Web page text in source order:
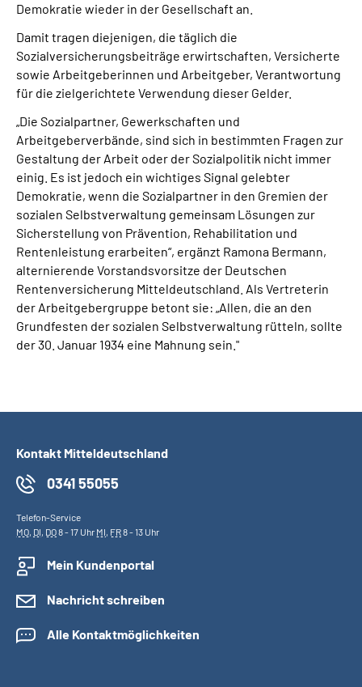
Demokratie wieder in der Gesellschaft an.
Damit tragen diejenigen, die täglich die
Sozialversicherungsbeiträge erwirtschaften, Versicherte
sowie Arbeitgeberinnen und Arbeitgeber, Verantwortung
für die zielgerichtete Verwendung dieser Gelder.
„Die Sozialpartner, Gewerkschaften und
Arbeitgeberverbände, sind sich in bestimmten Fragen zur
Gestaltung der Arbeit oder der Sozialpolitik nicht immer
einig. Es ist jedoch ein wichtiges Signal gelebter
Demokratie, wenn die Sozialpartner in den Gremien der
sozialen Selbstverwaltung gemeinsam Lösungen zur
Sicherstellung von Prävention, Rehabilitation und
Rentenleistung erarbeiten“, ergänzt Ramona Bermann,
alternierende Vorstandsvorsitze der Deutschen
Rentenversicherung Mitteldeutschland. Als Vertreterin
der Arbeitgebergruppe betont sie: „Allen, die an den
Grundfesten der sozialen Selbstverwaltung rütteln, sollte
der 30. Januar 1934 eine Mahnung sein."
Kontakt Mitteldeutschland
0341 55055
Telefon-Service
MO, DI, DO8 - 17 Uhr MI, FR8 - 13 Uhr
Mein Kundenportal
Nachricht schreiben
Alle Kontaktmöglichkeiten